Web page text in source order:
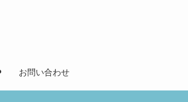
お問い合わせ